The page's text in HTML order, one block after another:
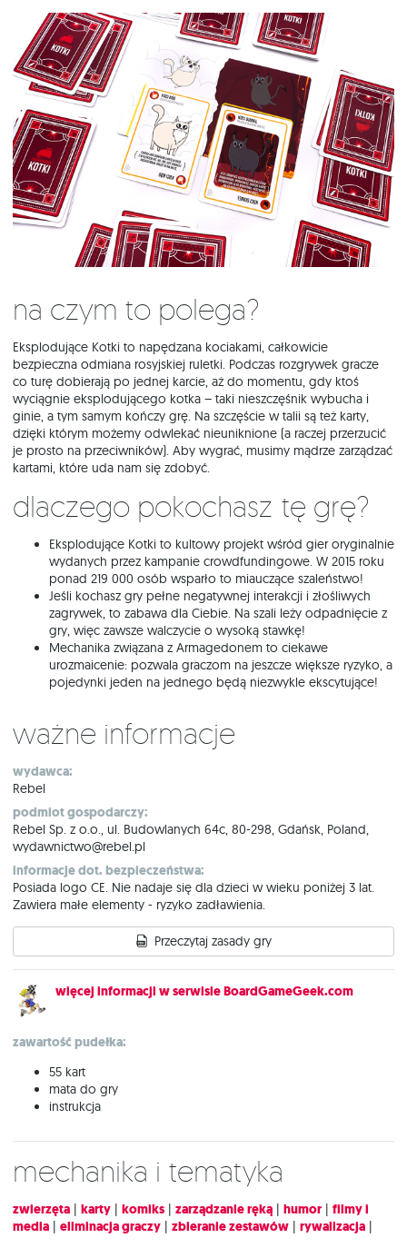
Na czym to polega?
Eksplodujące Kotki to napędzana kociakami, całkowicie
bezpieczna odmiana rosyjskiej ruletki. Podczas rozgrywek gracze
co turę dobierają po jednej karcie, aż do momentu, gdy ktoś
wyciągnie eksplodującego kotka – taki nieszczęśnik wybucha i
ginie, a tym samym kończy grę. Na szczęście w talii są też karty,
dzięki którym możemy odwlekać nieuniknione (a raczej przerzucić
je prosto na przeciwników). Aby wygrać, musimy mądrze zarządzać
kartami, które uda nam się zdobyć.
Dlaczego pokochasz tę grę?
Eksplodujące Kotki to kultowy projekt wśród gier oryginalnie
wydanych przez kampanie crowdfundingowe. W 2015 roku
ponad 219 000 osób wsparło to miauczące szaleństwo!
Jeśli kochasz gry pełne negatywnej interakcji i złośliwych
zagrywek, to zabawa dla Ciebie. Na szali leży odpadnięcie z
gry, więc zawsze walczycie o wysoką stawkę!
Mechanika związana z Armagedonem to ciekawe
urozmaicenie: pozwala graczom na jeszcze większe ryzyko, a
pojedynki jeden na jednego będą niezwykle ekscytujące!
Ważne informacje
wydawca:
Rebel
podmiot gospodarczy:
Rebel Sp. z o.o., ul. Budowlanych 64c, 80-298, Gdańsk, Poland,
wydawnictwo@rebel.pl
informacje dot. bezpieczeństwa:
Posiada logo CE. Nie nadaje się dla dzieci w wieku poniżej 3 lat.
Zawiera małe elementy - ryzyko zadławienia.
Przeczytaj zasady gry
więcej informacji w serwisie BoardGameGeek.com
zawartość pudełka:
55 kart
mata do gry
instrukcja
Mechanika i tematyka
zwierzęta | karty | komiks | zarządzanie ręką | humor | filmy i
media | eliminacja graczy | zbieranie zestawów | rywalizacja |